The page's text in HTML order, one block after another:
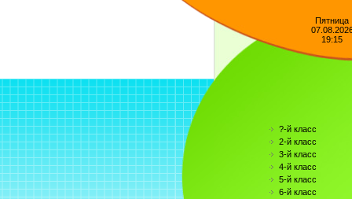
Пятница
19:15
?-й класс
2-й класс
3-й класс
4-й класс
5-й класс
6-й класс